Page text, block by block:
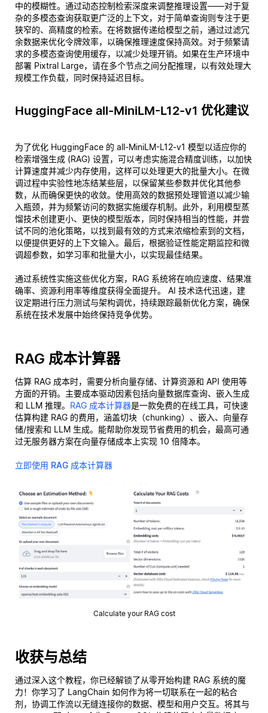
中的模糊性。通过动态控制检索深度来调整推理设置——对于复
杂的多模态查询获取更广泛的上下文，对于简单查询则专注于更
狭窄的、高精度的检索。在将数据传递给模型之前，通过过滤冗
余数据来优化令牌效率，以确保推理速度保持高效。对于频繁请
求的多模态查询使用缓存，以减少处理开销。如果在生产环境中
部署 Pixtral Large，请在多个节点之间分配推理，以有效处理大
规模工作负载，同时保持延迟目标。
HuggingFace all-MiniLM-L12-v1 优化建议
为了优化 HuggingFace 的 all-MiniLM-L12-v1 模型以适应你的
检索增强生成 (RAG) 设置，可以考虑实施混合精度训练，以加快
计算速度并减少内存使用，这样可以处理更大的批量大小。在微
调过程中实验性地冻结某些层，以保留某些参数并优化其他参
数，从而确保更快的收敛。使用高效的数据预处理管道以减少输
入瓶颈，并为频繁访问的数据实施缓存机制。此外，利用模型蒸
馏技术创建更小、更快的模型版本，同时保持相当的性能，并尝
试不同的池化策略，以找到最有效的方式来浓缩检索到的文档，
以便提供更好的上下文输入。最后，根据验证性能定期监控和微
调超参数，如学习率和批量大小，以实现最佳结果。
通过系统性实施这些优化方案，RAG 系统将在响应速度、结果准
确率、资源利用率等维度获得全面提升。 AI 技术迭代迅速，建
议定期进行压力测试与架构调优，持续跟踪最新优化方案，确保
系统在技术发展中始终保持竞争优势。
RAG 成本计算器
估算 RAG 成本时，需要分析向量存储、计算资源和 API 使用等
方面的开销。主要成本驱动因素包括向量数据库查询、嵌入生成
和 LLM 推理。 RAG 成本计算器是一款免费的在线工具，可快速
估算构建 RAG 的费用，涵盖切块（chunking）、嵌入、向量存
储/搜索和 LLM 生成。能帮助你发现节省费用的机会，最高可通
过无服务器方案在向量存储成本上实现 10 倍降本。
立即使用 RAG 成本计算器
Calculate your RAG cost
收获与总结
通过深入这个教程，你已经解锁了从零开始构建 RAG 系统的魔
力！你学习了 LangChain 如何作为将一切联系在一起的粘合
剂，协调工作流以无缝连接你的数据、模型和用户交互。将其与